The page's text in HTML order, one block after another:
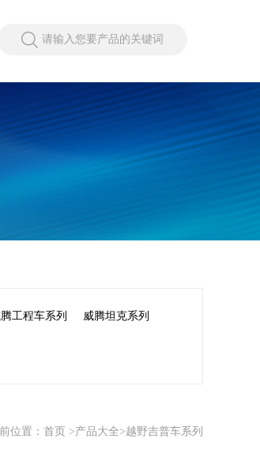
请输入您要产品的关键词
工程车系列 威腾坦克系列
位置： 首页 >产品大全>越野吉普车系列